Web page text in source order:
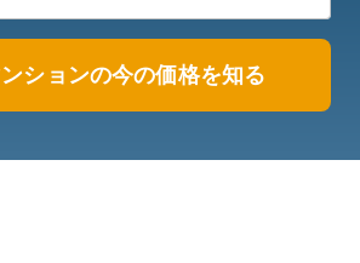
ションの今の価格を知る